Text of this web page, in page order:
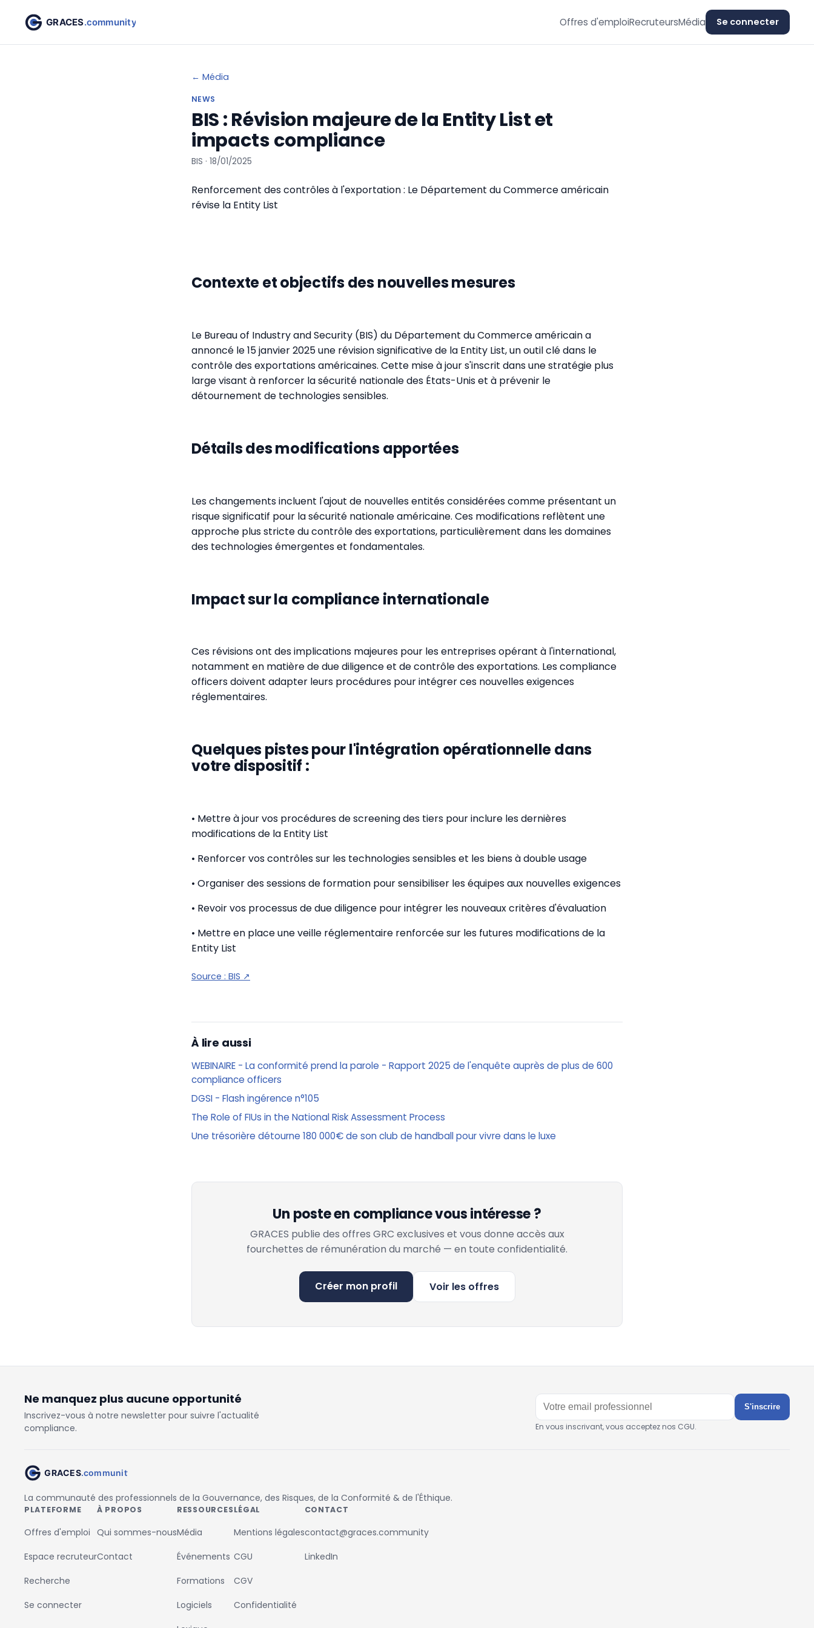
Offres d'emploiRecruteursMédia Se connecter
← Média
NEWS
BIS : Révision majeure de la Entity List et
impacts compliance
BIS · 18/01/2025
Renforcement des contrôles à l'exportation : Le Département du Commerce américain
révise la Entity List
Contexte et objectifs des nouvelles mesures
Le Bureau of Industry and Security (BIS) du Département du Commerce américain a
annoncé le 15 janvier 2025 une révision significative de la Entity List, un outil clé dans le
contrôle des exportations américaines. Cette mise à jour s'inscrit dans une stratégie plus
large visant à renforcer la sécurité nationale des États-Unis et à prévenir le
détournement de technologies sensibles.
Détails des modifications apportées
Les changements incluent l'ajout de nouvelles entités considérées comme présentant un
risque significatif pour la sécurité nationale américaine. Ces modifications reflètent une
approche plus stricte du contrôle des exportations, particulièrement dans les domaines
des technologies émergentes et fondamentales.
Impact sur la compliance internationale
Ces révisions ont des implications majeures pour les entreprises opérant à l'international,
notamment en matière de due diligence et de contrôle des exportations. Les compliance
officers doivent adapter leurs procédures pour intégrer ces nouvelles exigences
réglementaires.
Quelques pistes pour l'intégration opérationnelle dans
votre dispositif :
• Mettre à jour vos procédures de screening des tiers pour inclure les dernières
modifications de la Entity List
• Renforcer vos contrôles sur les technologies sensibles et les biens à double usage
• Organiser des sessions de formation pour sensibiliser les équipes aux nouvelles exigences
• Revoir vos processus de due diligence pour intégrer les nouveaux critères d'évaluation
• Mettre en place une veille réglementaire renforcée sur les futures modifications de la
Entity List
Source : BIS ↗
À lire aussi
WEBINAIRE - La conformité prend la parole - Rapport 2025 de l'enquête auprès de plus de 600
compliance officers
DGSI - Flash ingérence n°105
The Role of FIUs in the National Risk Assessment Process
Une trésorière détourne 180 000€ de son club de handball pour vivre dans le luxe
Un poste en compliance vous intéresse ?
GRACES publie des offres GRC exclusives et vous donne accès aux
fourchettes de rémunération du marché — en toute confidentialité.
Créer mon profil Voir les offres
Ne manquez plus aucune opportunité
Inscrivez-vous à notre newsletter pour suivre l'actualité
compliance.
S'inscrire
En vous inscrivant, vous acceptez nos CGU.
La communauté des professionnels de la Gouvernance, des Risques, de la Conformité & de l'Éthique.
PLATEFORME
Offres d'emploi
Espace recruteur
Recherche
Se connecter
À PROPOS
Qui sommes-nous
Contact
RESSOURCES
Média
Événements
Formations
Logiciels
LÉGAL
Mentions légales
CGU
CGV
Confidentialité
CONTACT
contact@graces.community
LinkedIn